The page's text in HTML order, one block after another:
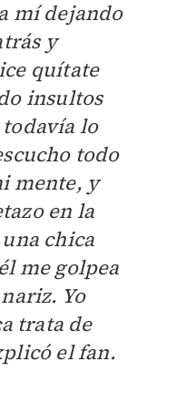
mí dejando
y
quítate
insultos
lo
todo
mente, y
en la
chica
me golpea
Yo
trata de
el fan.